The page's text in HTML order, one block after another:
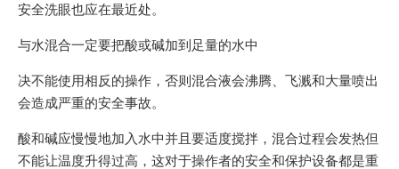
安全洗眼也应在最近处。
与水混合一定要把酸或碱加到足量的水中
决不能使用相反的操作，否则混合液会沸腾、飞溅和大量喷出
会造成严重的安全事故。
酸和碱应慢慢地加入水中并且要适度搅拌，混合过程会发热但
不能让温度升得过高，这对于操作者的安全和保护设备都是重